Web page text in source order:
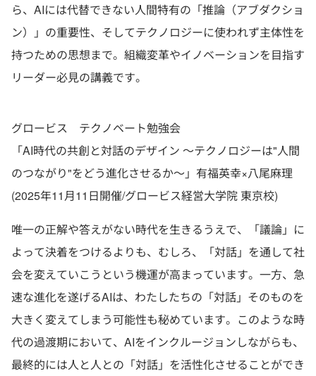
ら、AIには代替できない人間特有の「推論（アブダクショ
ン）」の重要性、そしてテクノロジーに使われず主体性を
持つための思想まで。組織変革やイノベーションを目指す
リーダー必見の講義です。
グロービス テクノベート勉強会
「AI時代の共創と対話のデザイン 〜テクノロジーは"人間
のつながり"をどう進化させるか〜」有福英幸×八尾麻理
(2025年11月11日開催/グロービス経営大学院 東京校)
唯一の正解や答えがない時代を生きるうえで、「議論」に
よって決着をつけるよりも、むしろ、「対話」を通して社
会を変えていこうという機運が高まっています。一方、急
速な進化を遂げるAIは、わたしたちの「対話」そのものを
大きく変えてしまう可能性も秘めています。このような時
代の過渡期において、AIをインクルージョンしながらも、
最終的には人と人との「対話」を活性化させることができ